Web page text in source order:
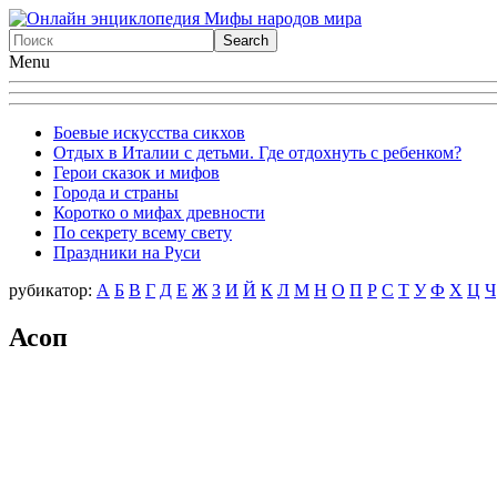
Menu
Боевые искусства сикхов
Отдых в Италии с детьми. Где отдохнуть с ребенком?
Герои сказок и мифов
Города и страны
Коротко о мифах древности
По секрету всему свету
Праздники на Руси
рубикатор: А Б В Г Д Е Ж З И Й К Л М Н О П Р С Т У Ф X Ц Ч
Асоп